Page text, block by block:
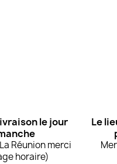
le jour
Réunion merci
horaire)
Le